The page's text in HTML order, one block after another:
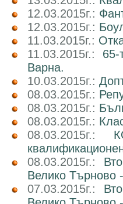
12.03.2015г.:
12.03.2015г.:
11.03.2015г.:
11.03.2015г.:
Варна.
10.03.2015г.:
08.03.2015г.:
08.03.2015г.:
08.03.2015г.:
08.03.2015г.:
08.03.2015г.:
Велико Търново
07.03.2015г.: